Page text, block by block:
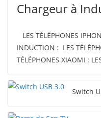
Chargeur à
LES TÉLÉPHONES
INDUCTION : LES
TÉLÉPHONES XIAOMI :
Switch